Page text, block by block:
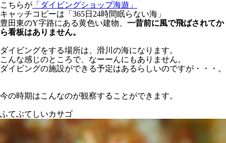
こちらが 「ダイビングショップ海遊」
キャッチコピーは「365日24時間眠らない海」
豊田東のY字路にある黄色い建物、 一昔前に風で飛ばされてか
ら看板はありません。
ダイビングをする場所は、滑川の海になります。
こんな感じのところで、なーーんにもありません。
ダイビングの施設ができる予定はあるらしいのですが・・・。
今の時期はこんなのが観察することができます。
ふてぶてしいカサゴ